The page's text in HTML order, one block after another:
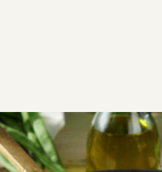
ΣΥΝΤΑΓΕΣ ΑΛΜΥΡΑ ΛΑΔΕΡΑ
Τσιγαριαστά χόρτα